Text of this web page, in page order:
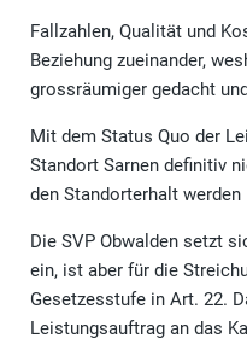
Fallzahlen, Qualität und
Beziehung zueinander,
grossräumiger gedacht
Mit dem Status Quo der
Standort Sarnen definitiv
den Standorterhalt werden
Die SVP Obwalden setzt
ein, ist aber für die
Gesetzesstufe in Art. 22.
Leistungsauftrag an das